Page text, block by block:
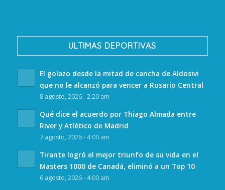
ULTIMAS DEPORTIVAS
El golazo desde la mitad de cancha de Aldosivi
que no le alcanzó para vencer a Rosario Central
8 agosto, 2026 - 2:20 am
Qué dice el acuerdo por Thiago Almada entre
River y Atlético de Madrid
7 agosto, 2026 - 4:00 am
Tirante logró el mejor triunfo de su vida en el
Masters 1000 de Canadá, eliminó a un Top 10
6 agosto, 2026 - 4:00 am